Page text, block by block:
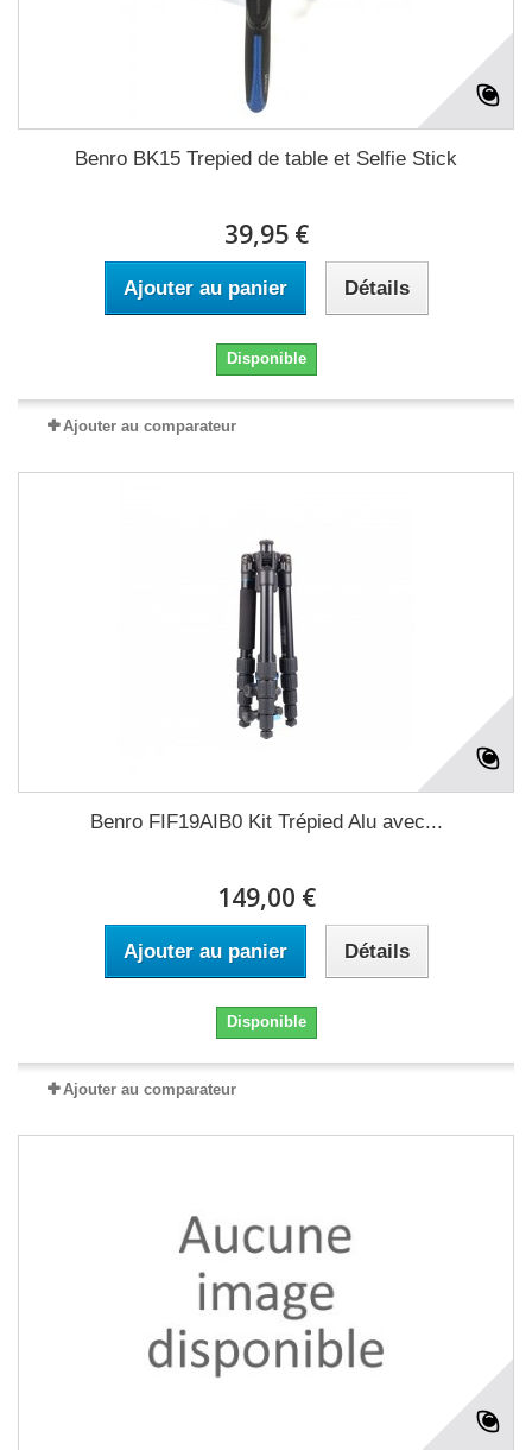
Benro BK15 Trepied de table et Selfie Stick
39,95 €
Ajouter au panier Détails
Disponible
Ajouter au comparateur
Benro FIF19AIB0 Kit Trépied Alu avec...
149,00 €
Ajouter au panier Détails
Disponible
Ajouter au comparateur